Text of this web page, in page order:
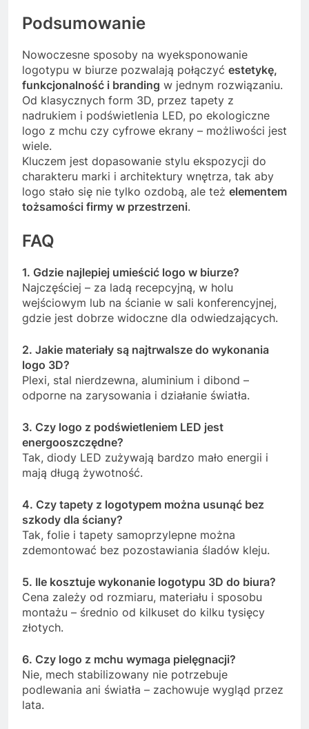
Podsumowanie
Nowoczesne sposoby na wyeksponowanie
logotypu w biurze pozwalają połączyć estetykę,
funkcjonalność i branding w jednym rozwiązaniu.
Od klasycznych form 3D, przez tapety z
nadrukiem i podświetlenia LED, po ekologiczne
logo z mchu czy cyfrowe ekrany – możliwości jest
wiele.
Kluczem jest dopasowanie stylu ekspozycji do
charakteru marki i architektury wnętrza, tak aby
logo stało się nie tylko ozdobą, ale też elementem
tożsamości firmy w przestrzeni.
FAQ
1. Gdzie najlepiej umieścić logo w biurze?
Najczęściej – za ladą recepcyjną, w holu
wejściowym lub na ścianie w sali konferencyjnej,
gdzie jest dobrze widoczne dla odwiedzających.
2. Jakie materiały są najtrwalsze do wykonania
logo 3D?
Plexi, stal nierdzewna, aluminium i dibond –
odporne na zarysowania i działanie światła.
3. Czy logo z podświetleniem LED jest
energooszczędne?
Tak, diody LED zużywają bardzo mało energii i
mają długą żywotność.
4. Czy tapety z logotypem można usunąć bez
szkody dla ściany?
Tak, folie i tapety samoprzylepne można
zdemontować bez pozostawiania śladów kleju.
5. Ile kosztuje wykonanie logotypu 3D do biura?
Cena zależy od rozmiaru, materiału i sposobu
montażu – średnio od kilkuset do kilku tysięcy
złotych.
6. Czy logo z mchu wymaga pielęgnacji?
Nie, mech stabilizowany nie potrzebuje
podlewania ani światła – zachowuje wygląd przez
lata.